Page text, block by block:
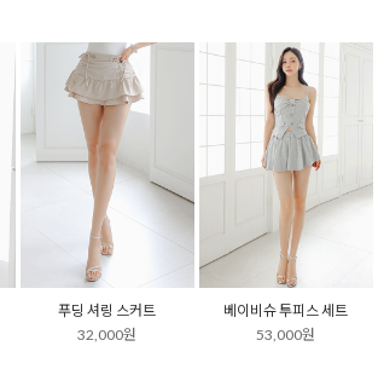
푸딩 셔링 스커트
32,000원
베이비슈 투피스 세트
53,000원